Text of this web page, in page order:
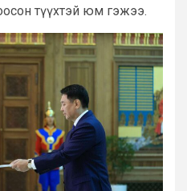
түүхтэй юм гэжээ.